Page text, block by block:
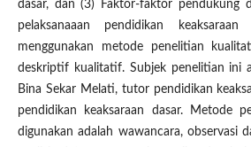
dasar, dan (3) Faktor-faktor pendukung
pelaksanaaan pendidikan
menggunakan metode penelitian
deskriptif kualitatif. Subjek penelitian ini
Bina Sekar Melati, tutor pendidikan
pendidikan keaksaraan dasar. Metode
digunakan adalah wawancara, observasi